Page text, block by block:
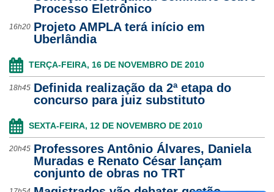
Processo Eletrônico
16h20 Projeto AMPLA terá início em
Uberlândia
TERÇA-FEIRA, 16 DE NOVEMBRO DE 2010
18h45 Definida realização da 2ª etapa do
concurso para juiz substituto
SEXTA-FEIRA, 12 DE NOVEMBRO DE 2010
20h45 Professores Antônio Álvares, Daniela
Muradas e Renato César lançam
conjunto de obras no TRT